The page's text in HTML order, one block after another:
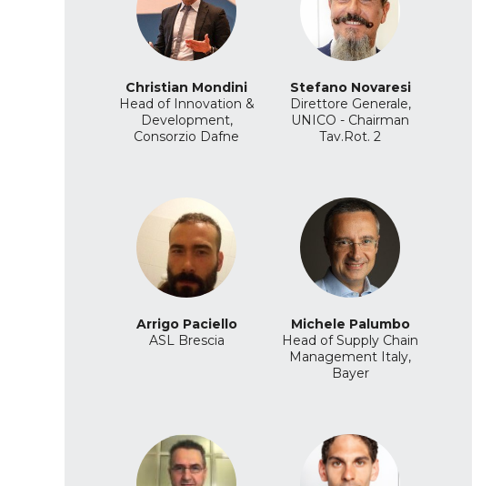
Christian Mondini
Head of Innovation &
Development,
Consorzio Dafne
Stefano Novaresi
Direttore Generale,
UNICO - Chairman
Tav.Rot. 2
Arrigo Paciello
ASL Brescia
Michele Palumbo
Head of Supply Chain
Management Italy,
Bayer